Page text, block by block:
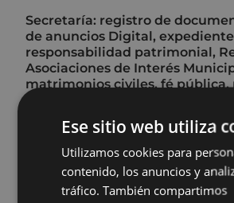
Secretaría: registro de
de anuncios Digital,
responsabilidad patrimonial,
Asociaciones de Interés
matrimonios civiles, fé pública,
contencioso-administrativos,
Estadística - Padrón municipal
habitantes: altas, bajas,
volantes...
Ese sitio web utiliza
Utilizamos cookies para
contenido, los anuncios y
tráfico. También compartimos